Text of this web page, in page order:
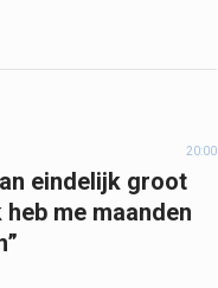
20:00
eindelijk groot
heb me maanden